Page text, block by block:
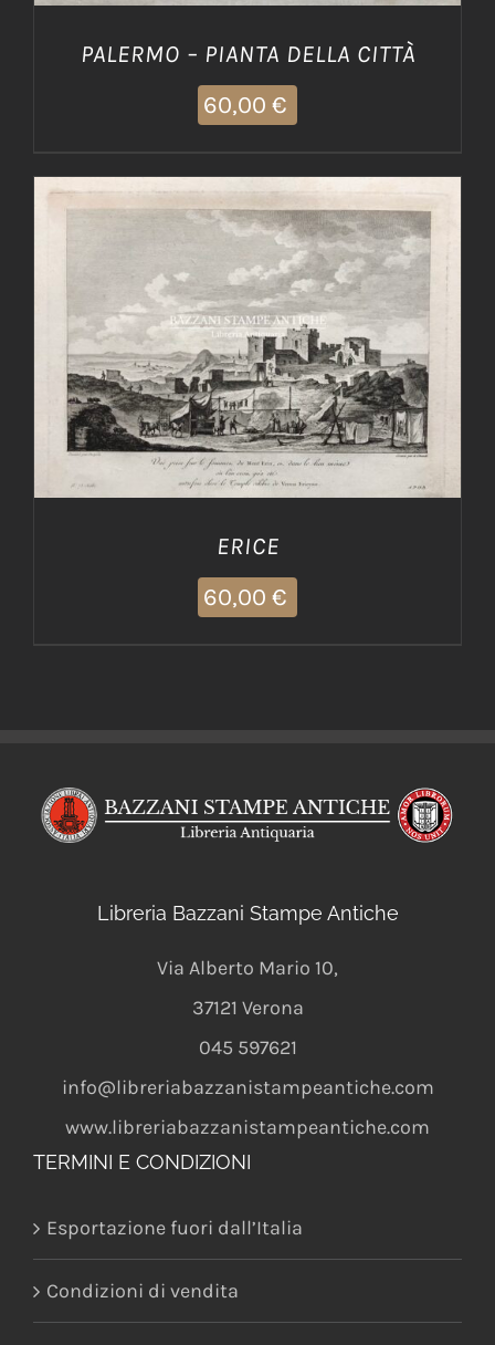
PALERMO – PIANTA DELLA CITTÀ
60,00 €
AGGIUNGI AL CARRELLO / DETTAGLI
ERICE
60,00 €
Libreria Bazzani Stampe Antiche
Via Alberto Mario 10,
37121 Verona
045 597621
info@libreriabazzanistampeantiche.com
www.libreriabazzanistampeantiche.com
TERMINI E CONDIZIONI
Esportazione fuori dall’Italia
Condizioni di vendita